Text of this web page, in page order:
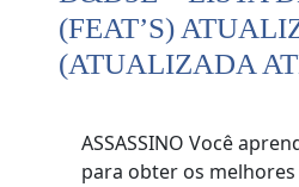
(FEAT’S)
(ATUALIZADA
ASSASSINO Você
para obter os